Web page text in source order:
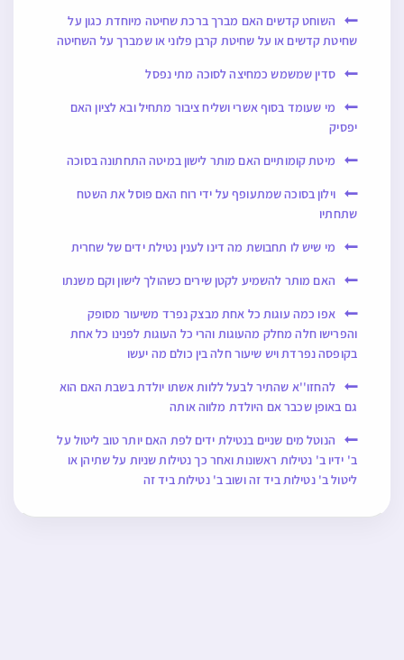
השוחט קדשים האם מברך ברכת שחיטה מיוחדת כגון על
שחיטת קדשים או על שחיטת קרבן פלוני או שמברך על השחיטה
סדין שמשמש כמחיצה לסוכה מתי נפסל
מי שעומד בסוף אשרי ושליח ציבור מתחיל ובא לציון האם
יפסיק
מיטת קומותיים האם מותר לישון במיטה התחתונה בסוכה
וילון בסוכה שמתעופף על ידי רוח האם פוסל את השטח
שתחתיו
מי שיש לו תחבושת מה דינו לענין נטילת ידים של שחרית
האם מותר להשמיע לקטן שירים כשהולך לישון וקם משנתו
אפו כמה עוגות כל אחת מבצק נפרד משיעור מסופק
והפרישו חלה מחלק מהעוגות והרי כל העוגות לפנינו כל אחת
בקופסה נפרדת ויש שיעור חלה בין כולם מה יעשו
להחזו''א שהתיר לבעל ללוות אשתו יולדת בשבת האם הוא
גם באופן שכבר אם היולדת מלווה אותה
הנוטל מים שניים בנטילת ידים לפת האם יותר טוב ליטול על
ב' ידיו ב' נטילות ראשונות ואחר כך נטילות שניות על שתיהן או
ליטול ב' נטילות ביד זה ושוב ב' נטילות ביד זה